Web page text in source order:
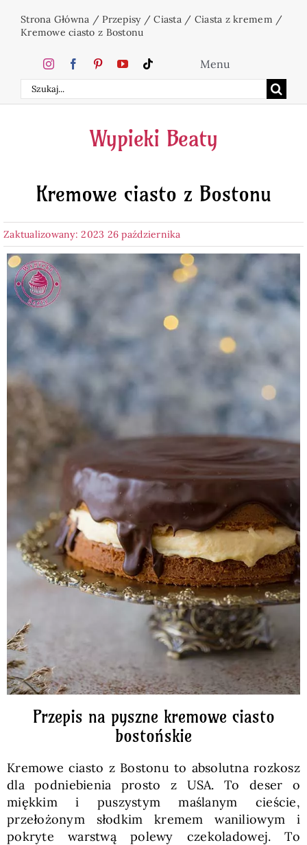
Strona Główna /Przepisy/Ciasta/ Ciasta z kremem /
Kremowe ciasto z Bostonu
Szukaj
Menu
Home
Ciasta
Desery
Napoje
Pieczywo
Zdrowo i fit
Kuchnie świata
SKLEP
Polski
Wypieki Beaty
Kremowe ciasto z Bostonu
Zaktualizowany: 2023 26 października
Przepis na pyszne kremowe ciasto
bostońskie
Kremowe ciasto z Bostonu to absolutna rozkosz
dla podniebienia prosto z USA. To deser o
miękkim i puszystym maślanym cieście,
przełożonym słodkim kremem waniliowym i
pokryte warstwą polewy czekoladowej. To